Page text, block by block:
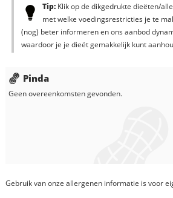
Tip:Klik op de dikgedrukte dieëten/
met welke voedingsrestricties je te
(nog) beter informeren en ons aanbod
waardoor je je dieët gemakkelijk kunt
Pinda
Geen overeenkomsten gevonden.
Gebruik van onze allergenen informatie is voor